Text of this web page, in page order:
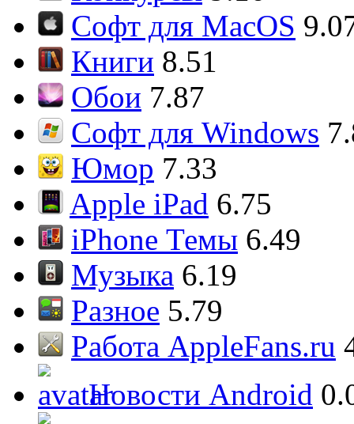
Софт для MacOS
Книги 8.51
Обои 7.87
Софт для Windows
Юмор 7.33
Apple iPad 6.75
iPhone Темы 6.49
Музыка 6.19
Разное 5.79
Работа AppleFans.ru
Новости Android